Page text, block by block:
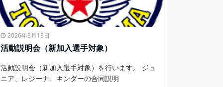
2026年3月13日
活動説明会（新加入選手対象）
活動説明会（新加入選手対象）を行います。 ジュ
ニア、レジーナ、キンダーの合同説明